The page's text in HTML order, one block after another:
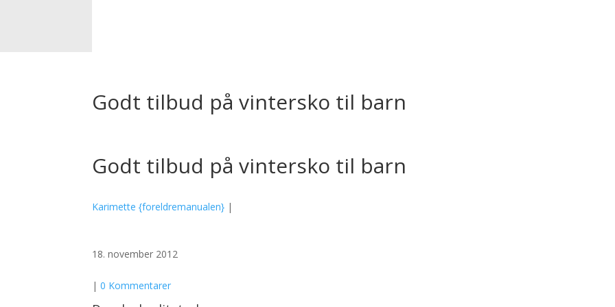
Godt tilbud på vintersko til barn
Godt tilbud på vintersko til barn
Karimette {foreldremanualen} |
18. november 2012
|0 Kommentarer